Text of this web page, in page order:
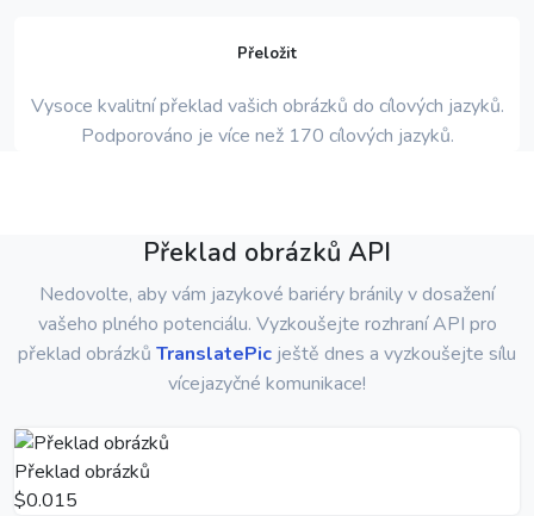
Přeložit
Vysoce kvalitní překlad vašich obrázků do cílových jazyků.
Podporováno je více než 170 cílových jazyků.
Překlad obrázků API
Nedovolte, aby vám jazykové bariéry bránily v dosažení
vašeho plného potenciálu. Vyzkoušejte rozhraní API pro
překlad obrázků TranslatePic ještě dnes a vyzkoušejte sílu
vícejazyčné komunikace!
Překlad obrázků
$0.015